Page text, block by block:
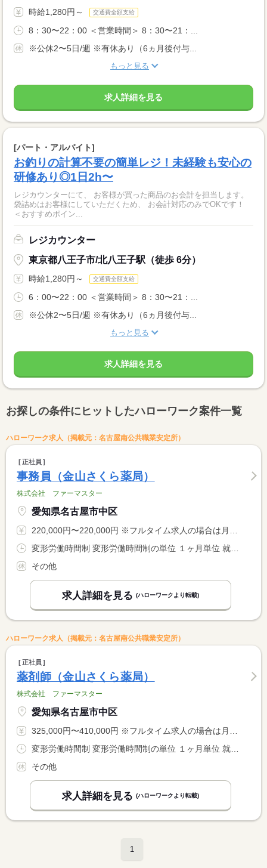
時給1,280円～ 交通費全額支給
8：30〜22：00 ＜営業時間＞ 8：30〜21：...
※公休2〜5日/週 ※有休あり（6ヵ月後付与...
もっと見る
求人詳細を見る
[パート・アルバイト]
お釣りの計算不要の簡単レジ！未経験も安心の
研修あり◎1日2h〜
レジカウンターにて、 お客様が買った商品のお会計を担当します。
袋詰めはお客様にしていただくため、 お会計対応のみでOKです！
＜おすすめポイン...
レジカウンター
東京都八王子市/北八王子駅（徒歩 6分）
時給1,280円～ 交通費全額支給
6：00〜22：00 ＜営業時間＞ 8：30〜21：...
※公休2〜5日/週 ※有休あり（6ヵ月後付与...
もっと見る
求人詳細を見る
お探しの条件にヒットしたハローワーク案件一覧
ハローワーク求人（掲載元：名古屋南公共職業安定所）
正社員
事務員（金山さくら薬局）
株式会社 ファーマスター
愛知県名古屋市中区
220,000円〜220,000円 ※フルタイム求人の場合は月額（換算額）、パート求人の場合は時間額を表示しています。
変形労働時間制 変形労働時間制の単位 １ヶ月単位 就業時間１ 9時30分〜18時45分 就業時間２ 9時00分〜18時15分 就業時間３ 9時00分〜13時00分 就業時間に関する特記事項 （１）（２）の場合は、休憩 ７５分 <BR> （３）の場合は 休憩なし <BR> 月平均労働時間 １７０時間
その他
求人詳細を見る (ハローワークより転載)
ハローワーク求人（掲載元：名古屋南公共職業安定所）
正社員
薬剤師（金山さくら薬局）
株式会社 ファーマスター
愛知県名古屋市中区
325,000円〜410,000円 ※フルタイム求人の場合は月額（換算額）、パート求人の場合は時間額を表示しています。
変形労働時間制 変形労働時間制の単位 １ヶ月単位 就業時間１ 9時30分〜18時45分 就業時間２ 9時00分〜18時15分 就業時間３ 9時00分〜13時00分 就業時間に関する特記事項 （１）月〜金 <BR> （２）土日 <BR> （３）祝日の勤務（休憩なし） <BR> 週４０時間
その他
求人詳細を見る (ハローワークより転載)
1